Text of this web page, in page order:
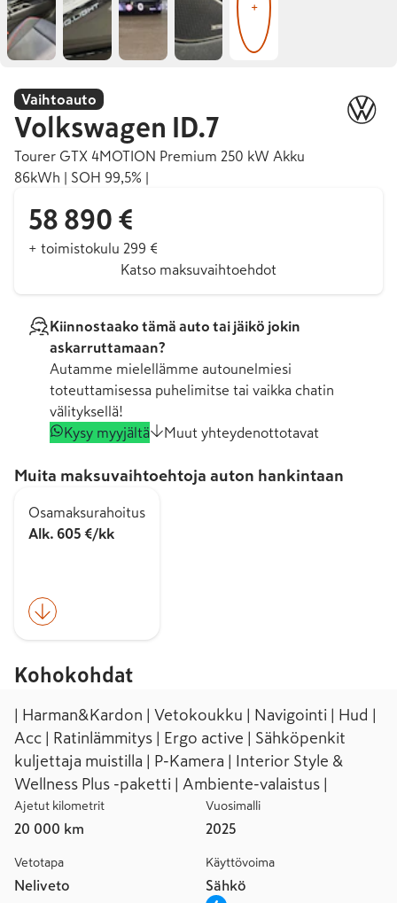
+
Vaihtoauto
Volkswagen ID.7
Tourer GTX 4MOTION Premium 250 kW Akku
86kWh | SOH 99,5% |
58 890 €
+ toimistokulu 299 €
Katso maksuvaihtoehdot
Kiinnostaako tämä auto tai jäikö jokin
askarruttamaan?
Autamme mielellämme autounelmiesi
toteuttamisessa puhelimitse tai vaikka chatin
välityksellä!
Kysy myyjältä
Muut yhteydenottotavat
Muita maksuvaihtoehtoja auton hankintaan
Osamaksurahoitus
Alk. 605 €/kk
Kohokohdat
| Harman&Kardon | Vetokoukku | Navigointi | Hud |
Acc | Ratinlämmitys | Ergo active | Sähköpenkit
kuljettaja muistilla | P-Kamera | Interior Style &
Wellness Plus -paketti | Ambiente-valaistus |
Ajetut kilometrit
20 000 km
Vuosimalli
2025
Vetotapa
Neliveto
Käyttövoima
Sähkö